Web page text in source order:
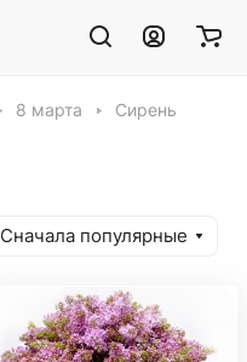
8 марта Сирень
Сначала популярные